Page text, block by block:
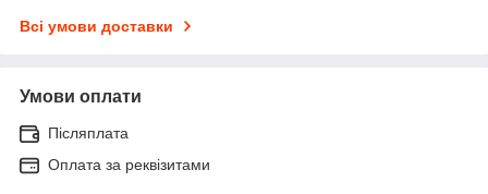
Всі умови доставки
Умови оплати
Післяплата
Оплата за реквізитами